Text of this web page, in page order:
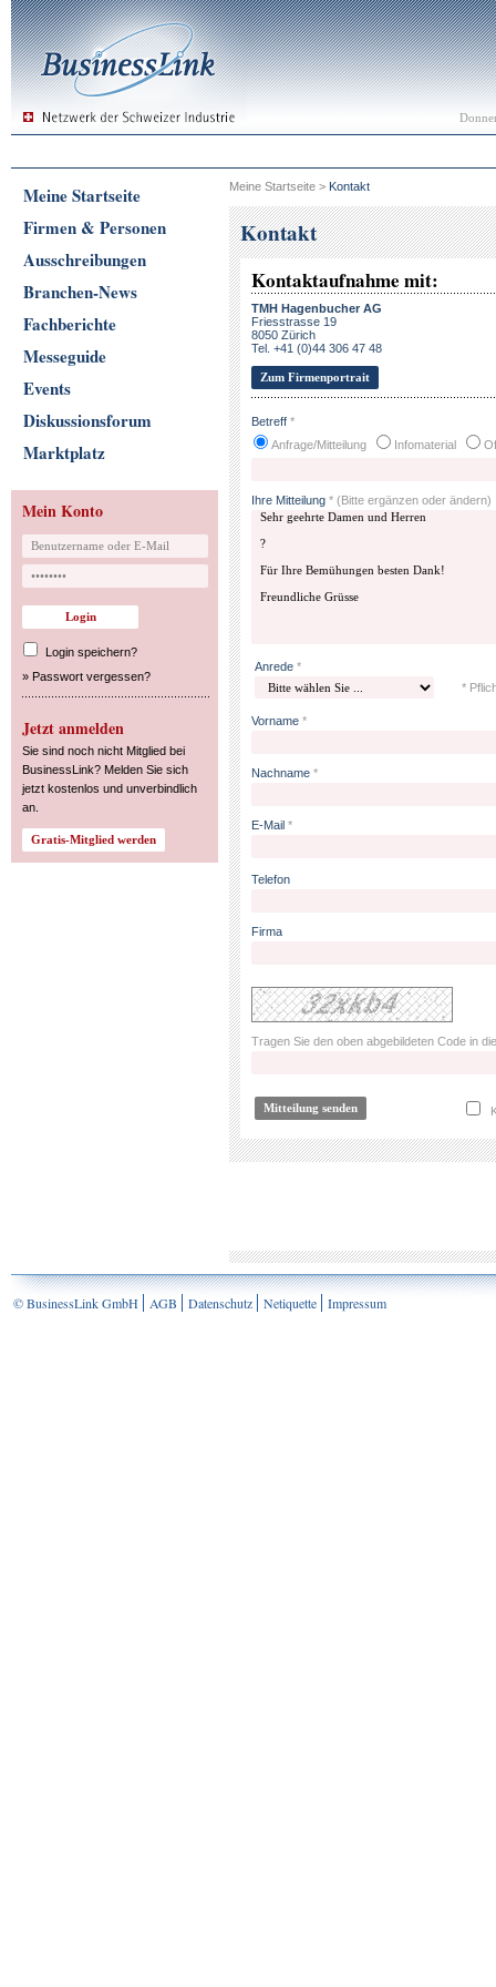
Meine Startseite
Firmen & Personen
Ausschreibungen
Branchen-News
Fachberichte
Messeguide
Events
Diskussionsforum
Marktplatz
Mein Konto
Login speichern?
» Passwort vergessen?
Jetzt anmelden
Sie sind noch nicht Mitglied bei
BusinessLink? Melden Sie sich
jetzt kostenlos und unverbindlich
an.
Meine Startseite > Kontakt
Kontakt
Kontaktaufnahme mit:
TMH Hagenbucher AG
Friesstrasse 19
8050 Zürich
Tel. +41 (0)44 306 47 48
Zum Firmenportrait
Betreff *
Anfrage/Mitteilung
Infomaterial
Ihre Mitteilung * (Bitte ergänzen oder ändern)
Anrede *
*
Vorname *
Nachname *
E-Mail *
Telefon
Firma
Tragen Sie den oben abgebildeten Code in
© BusinessLink GmbH AGB Datenschutz Netiquette Impressum